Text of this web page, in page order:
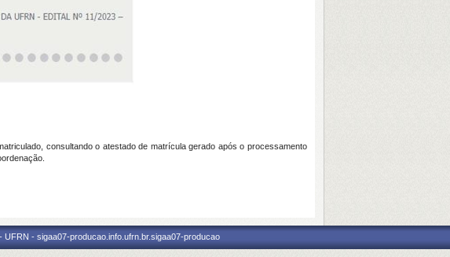
consultando o atestado de matrícula gerado após o processamento
- sigaa07-producao.info.ufrn.br.sigaa07-producao